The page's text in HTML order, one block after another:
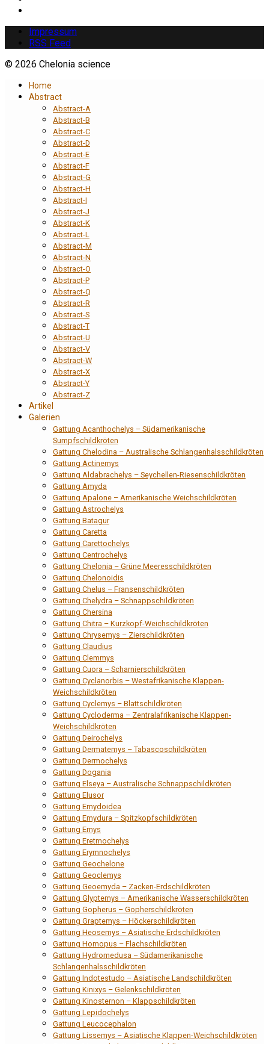
Impressum
RSS Feed
© 2026 Chelonia science
Home
Abstract
Abstract-A
Abstract-B
Abstract-C
Abstract-D
Abstract-E
Abstract-F
Abstract-G
Abstract-H
Abstract-I
Abstract-J
Abstract-K
Abstract-L
Abstract-M
Abstract-N
Abstract-O
Abstract-P
Abstract-Q
Abstract-R
Abstract-S
Abstract-T
Abstract-U
Abstract-V
Abstract-W
Abstract-X
Abstract-Y
Abstract-Z
Artikel
Galerien
Gattung Acanthochelys – Südamerikanische
Sumpfschildkröten
Gattung Chelodina – Australische Schlangenhalsschildkröten
Gattung Actinemys
Gattung Aldabrachelys – Seychellen-Riesenschildkröten
Gattung Amyda
Gattung Apalone – Amerikanische Weichschildkröten
Gattung Astrochelys
Gattung Batagur
Gattung Caretta
Gattung Carettochelys
Gattung Centrochelys
Gattung Chelonia – Grüne Meeresschildkröten
Gattung Chelonoidis
Gattung Chelus – Fransenschildkröten
Gattung Chelydra – Schnappschildkröten
Gattung Chersina
Gattung Chitra – Kurzkopf-Weichschildkröten
Gattung Chrysemys – Zierschildkröten
Gattung Claudius
Gattung Clemmys
Gattung Cuora – Scharnierschildkröten
Gattung Cyclanorbis – Westafrikanische Klappen-
Weichschildkröten
Gattung Cyclemys – Blattschildkröten
Gattung Cycloderma – Zentralafrikanische Klappen-
Weichschildkröten
Gattung Deirochelys
Gattung Dermatemys – Tabascoschildkröten
Gattung Dermochelys
Gattung Dogania
Gattung Elseya – Australische Schnappschildkröten
Gattung Elusor
Gattung Emydoidea
Gattung Emydura – Spitzkopfschildkröten
Gattung Emys
Gattung Eretmochelys
Gattung Erymnochelys
Gattung Geochelone
Gattung Geoclemys
Gattung Geoemyda – Zacken-Erdschildkröten
Gattung Glyptemys – Amerikanische Wasserschildkröten
Gattung Gopherus – Gopherschildkröten
Gattung Graptemys – Höckerschildkröten
Gattung Heosemys – Asiatische Erdschildkröten
Gattung Homopus – Flachschildkröten
Gattung Hydromedusa – Südamerikanische
Schlangenhalsschildkröten
Gattung Indotestudo – Asiatische Landschildkröten
Gattung Kinixys – Gelenkschildkröten
Gattung Kinosternon – Klappschildkröten
Gattung Lepidochelys
Gattung Leucocephalon
Gattung Lissemys – Asiatische Klappen-Weichschildkröten